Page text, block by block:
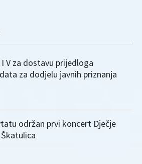
I V za dostavu prijedloga
za dodjelu javnih priznanja
održan prvi koncert Dječje